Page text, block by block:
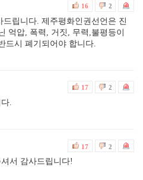
16 2
립니다. 제주평화인권선언은 진
억압, 폭력, 거짓, 무력,불평등이
드시 폐기되어야 합니다.
17 2
.
17 2
서 감사드립니다!